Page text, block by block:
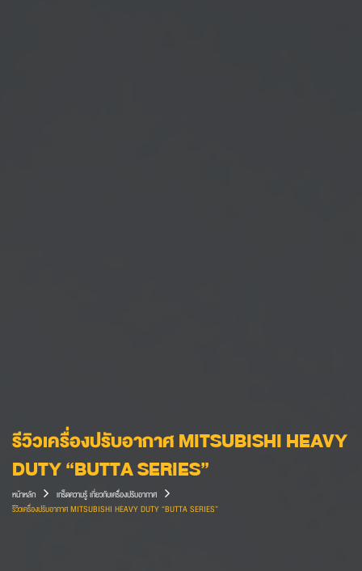
รีวิวเครื่องปรับอากาศ MITSUBISHI HEAVY
DUTY “BUTTA SERIES”
หน้าหลัก
เกร็ดความรู้ เกี่ยวกับเครื่องปรับอากาศ
รีวิวเครื่องปรับอากาศ MITSUBISHI HEAVY DUTY “BUTTA SERIES”